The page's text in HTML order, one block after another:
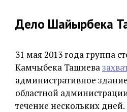
Дело Шайырбека
31 мая 2013 года группа
Камчыбека Ташиева
административное
областной
течение нескольких дней.